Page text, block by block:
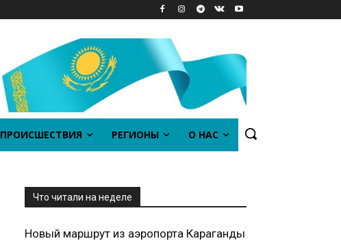
ПРОИСШЕСТВИЯ РЕГИОНЫ О НАС
Что читали на неделе
Новый маршрут из аэропорта Караганды